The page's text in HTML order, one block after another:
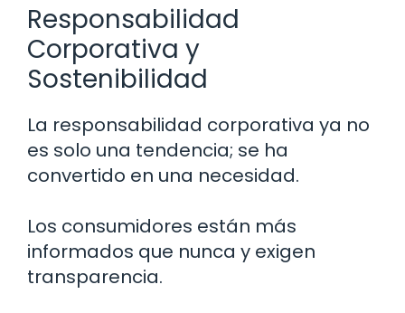
Responsabilidad
Corporativa y
Sostenibilidad
La responsabilidad corporativa ya no
es solo una tendencia; se ha
convertido en una necesidad.
Los consumidores están más
informados que nunca y exigen
transparencia.